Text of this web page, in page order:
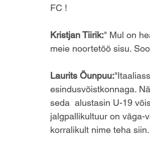
FC !
Kristjan Tiirik:" Mul on
meie noortetöö sisu.
Laurits Õunpuu:
esindusvõistkonnaga.
seda  alustasin U-19
jalgpallikultuur on väga-
korralikult nime teha